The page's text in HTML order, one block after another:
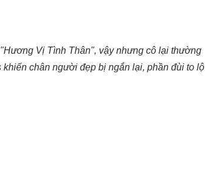
Vị Tình Thân", vậy nhưng cô lại thường
khiến chân người đẹp bị ngắn lại, phần đùi to lộ